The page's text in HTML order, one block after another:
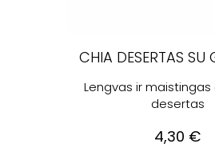
CHIA DESERTAS SU
Lengvas ir maistingas
desertas
4,30 €